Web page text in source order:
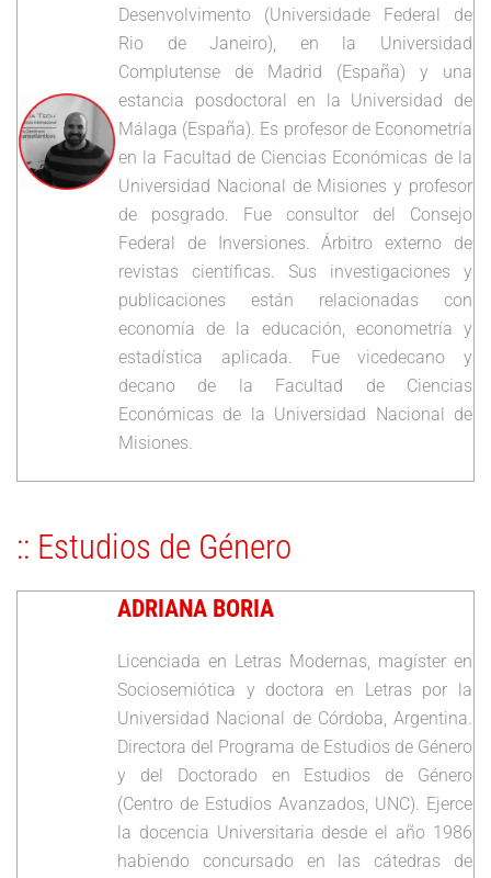
Desenvolvimento (Universidade Federal de
Rio de Janeiro), en la Universidad
Complutense de Madrid (España) y una
estancia posdoctoral en la Universidad de
Málaga (España). Es profesor de Econometría
en la Facultad de Ciencias Económicas de la
Universidad Nacional de Misiones y profesor
de posgrado. Fue consultor del Consejo
Federal de Inversiones. Árbitro externo de
revistas científicas. Sus investigaciones y
publicaciones están relacionadas con
economía de la educación, econometría y
estadística aplicada. Fue vicedecano y
decano de la Facultad de Ciencias
Económicas de la Universidad Nacional de
Misiones.
:: Estudios de Género
ADRIANA BORIA
Licenciada en Letras Modernas, magíster en
Sociosemiótica y doctora en Letras por la
Universidad Nacional de Córdoba, Argentina.
Directora del Programa de Estudios de Género
y del Doctorado en Estudios de Género
(Centro de Estudios Avanzados, UNC). Ejerce
la docencia Universitaria desde el año 1986
habiendo concursado en las cátedras de